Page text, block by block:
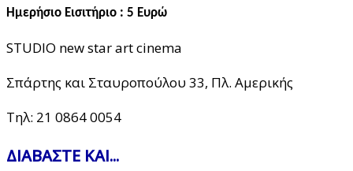
Ημερήσιο Εισιτήριο : 5 Ευρώ
STUDIO new star art cinema
Σπάρτης και Σταυροπούλου 33, Πλ. Αμερικής
Τηλ: 21 0864 0054
ΔΙΑΒΑΣΤΕ ΚΑΙ...